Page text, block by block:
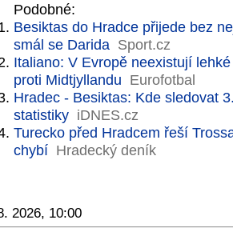
Podobné:
Besiktas do Hradce přijede bez
smál se Darida Sport.cz
Italiano: V Evropě neexistují
proti Midtjyllandu Eurofotbal
Hradec - Besiktas: Kde sledovat
statistiky iDNES.cz
Turecko před Hradcem řeší
chybí Hradecký deník
2026, 10:00